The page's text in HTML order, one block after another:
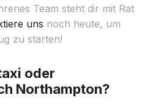
Team steht dir mit Rat
uns noch heute, um
zu starten!
oder
Northampton?